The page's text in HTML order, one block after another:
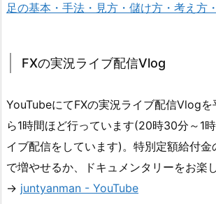
足の基本・手法・見方・儲け方・考え方
FXの実況ライブ配信Vlog
YouTubeにてFXの実況ライブ配信Vlog
ら1時間ほど行っています(20時30分～1
イブ配信をしています)。特別定額給付金
で増やせるか、ドキュメンタリーをお楽
→ juntyanman - YouTube